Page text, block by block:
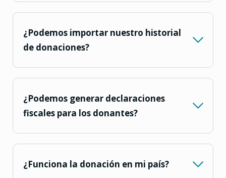
¿Podemos importar nuestro historial
de donaciones?
¿Podemos generar declaraciones
fiscales para los donantes?
¿Funciona la donación en mi país?